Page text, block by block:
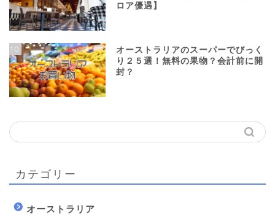
ロア優遇】
10
オーストラリアのスーパーでびっく
り２５選！無料の果物？会計前に開
封？
カテゴリー
オーストラリア